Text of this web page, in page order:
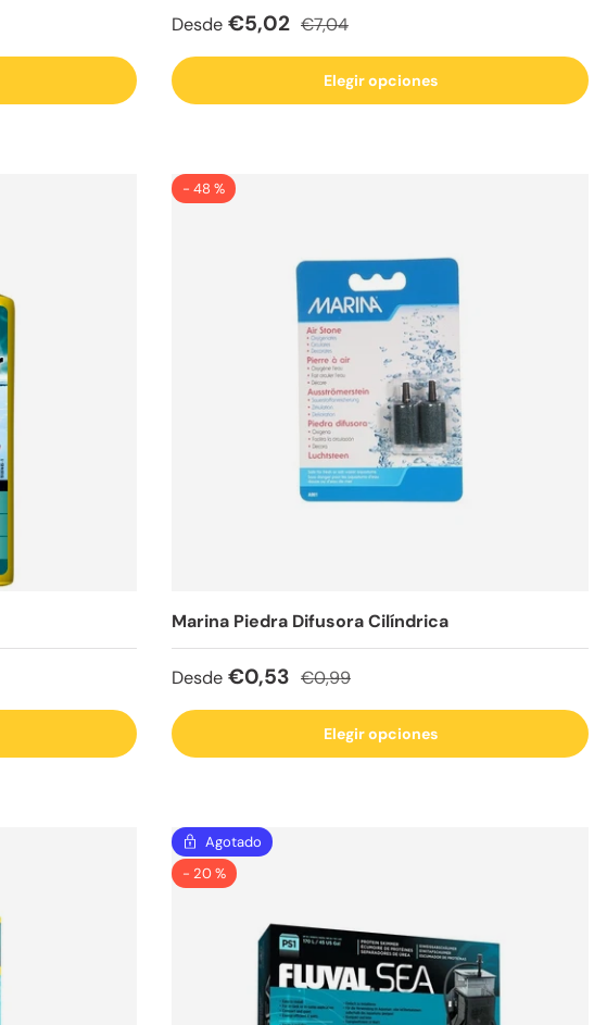
Precio de venta
Desde €5,02 Precio normal
€7,04
Elegir opciones
- 48 %
Marina Piedra Difusora Cilíndrica
Precio de venta
Desde €0,53 Precio normal
€0,99
Elegir opciones
Agotado
- 20 %